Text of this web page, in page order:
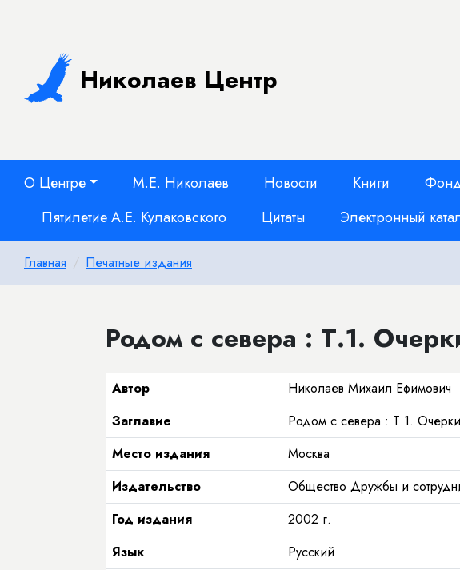
Николаев Центр
О Центре М.Е. Николаев Новости Книги
Пятилетие А.Е. Кулаковского
Цитаты Электронный
Главная Печатные издания
Родом с севера : Т.1.
Автор
Николаев Михаил Ефимович
Заглавие
Родом с севера : Т.1.
Место издания
Москва
Издательство
Общество Дружбы и
Год издания
2002 г.
Язык
Русский